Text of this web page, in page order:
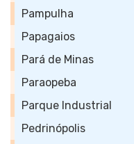
Pampulha
Papagaios
Pará de Minas
Paraopeba
Parque Industrial
Pedrinópolis